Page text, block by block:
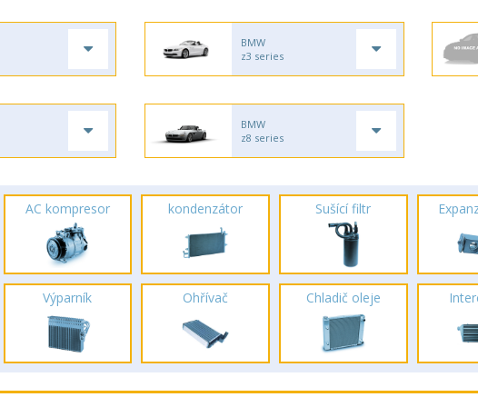
BMW
z3 series
BMW
z8 series
AC kompresor kondenzátor Sušící filtr
Výparník Ohřívač Chladič oleje